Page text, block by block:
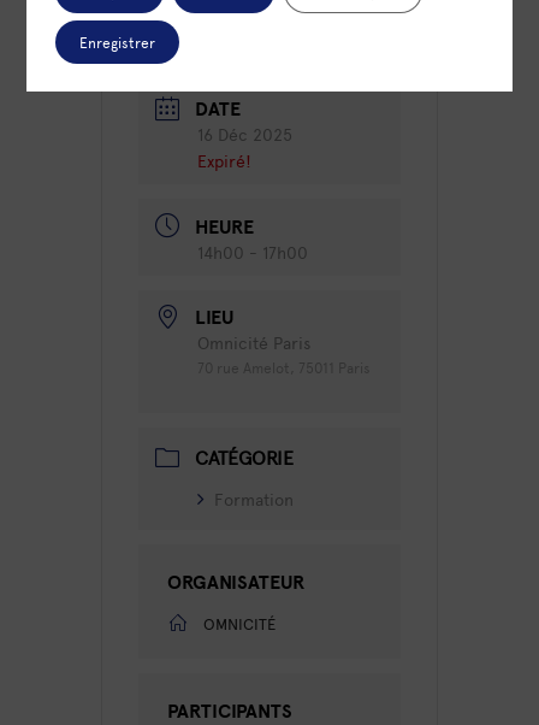
DATE
16 Déc 2025
Expiré!
HEURE
14h00 - 17h00
LIEU
Omnicité Paris
CATÉGORIE
Formation
ORGANISATEUR
OMNICITÉ
PARTICIPANTS
Enregistrer